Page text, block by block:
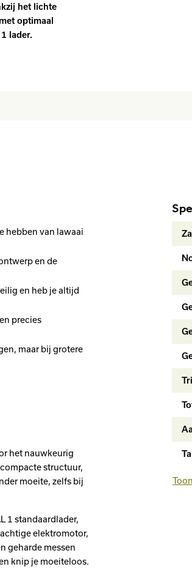
het lichte
optimaal
lader.
hebben van lawaai
en de
en heb je altijd
precies
maar bij grotere
het nauwkeurig
structuur,
moeite, zelfs bij
1 standaardlader,
elektromotor,
geharde messen
knip je moeiteloos.